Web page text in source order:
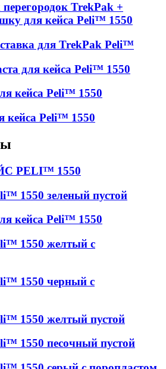
TrekPak +
для кейса Peli™ 1550
для TrekPak Peli™
для кейса Peli™ 1550
кейса Peli™ 1550
кейса Peli™ 1550
PELI™ 1550
1550 зеленый пустой
кейса Peli™ 1550
1550 желтый с
1550 черный с
1550 желтый пустой
1550 песочный пустой